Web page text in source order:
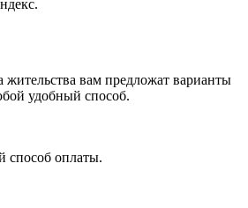
жительства вам предложат варианты
удобный способ.
способ оплаты.